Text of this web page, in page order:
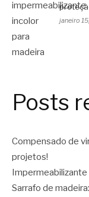
janeiro
Posts
Compensado de
projetos!
Impermeabilizante
Sarrafo de